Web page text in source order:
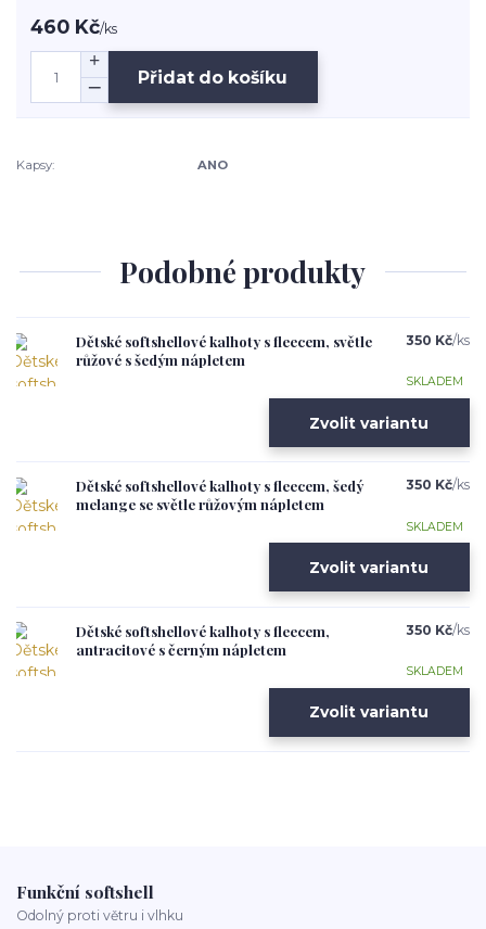
460 Kč/ks
Přidat do košíku
Kapsy: ANO
Podobné produkty
Dětské softshellové kalhoty s fleecem, světle
růžové s šedým nápletem
350 Kč/ks
SKLADEM
Zvolit variantu
Dětské softshellové kalhoty s fleecem, šedý
melange se světle růžovým nápletem
350 Kč/ks
SKLADEM
Zvolit variantu
Dětské softshellové kalhoty s fleecem,
antracitové s černým nápletem
350 Kč/ks
SKLADEM
Zvolit variantu
Funkční softshell
Odolný proti větru i vlhku